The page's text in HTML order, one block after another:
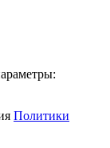
Политики